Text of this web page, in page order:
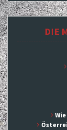
DIE